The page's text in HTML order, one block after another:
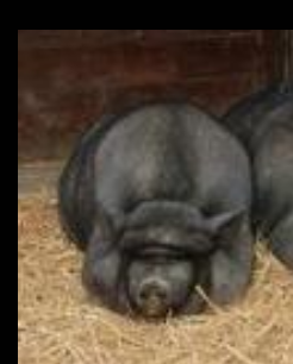
ПОРОДЫ СВИНЕЙ
Вьетнамские свиньи